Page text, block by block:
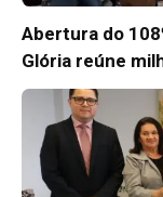
Abertura do
Glória reúne